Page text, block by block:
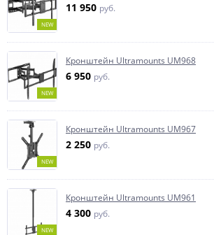
NEW
11 950 руб.
NEW
Кронштейн Ultramounts UM968
6 950 руб.
NEW
Кронштейн Ultramounts UM967
2 250 руб.
NEW
Кронштейн Ultramounts UM961
4 300 руб.